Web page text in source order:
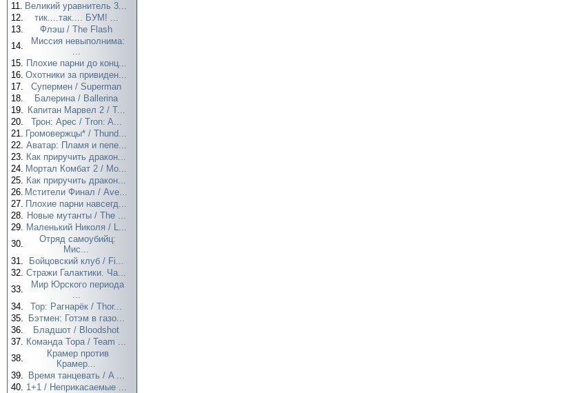
11. Великий уравнитель 3...
12.
тик....так.... БУМ! ...
13.
Флэш / The Flash
14.
Миссия невыполнима:
...
15. Плохие парни до конц...
16. Охотники за привиден...
17.
Супермен / Superman
18.
Балерина / Ballerina
19. Капитан Марвел 2 / T...
20.
Трон: Арес / Tron: A...
21. Громовержцы* / Thund...
22. Аватар: Пламя и пепе...
23. Как приручить дракон...
24. Мортал Комбат 2 / Mo...
25. Как приручить дракон...
26. Мстители Финал / Ave...
27. Плохие парни навсегд...
28. Новые мутанты / The ...
29. Маленький Николя / L...
30.
Отряд самоубийц:
Мис...
31.
Бойцовский клуб / Fi...
32. Стражи Галактики. Ча...
33.
Мир Юрского периода
...
34.
Тор: Рагнарёк / Thor...
35.
Бэтмен: Готэм в газо...
36.
Бладшот / Bloodshot
37. Команда Тора / Team ...
38.
Крамер против
Крамер...
39.
Время танцевать / A ...
40. 1+1 / Неприкасаемые ...